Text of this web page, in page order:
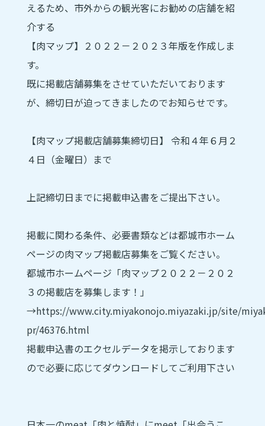
えるため、市外からの観光客にお勧めの店舗を紹
介する
【肉マップ】２０２２－２０２３年版を作成しま
す。
既に掲載店舗募集をさせていただいております
が、締切日が迫ってきましたのでお知らせです。
【肉マップ掲載店舗募集締切日】 令和４年６月２
４日（金曜日）まで
上記締切日までに掲載申込書をご提出下さい。
掲載に関わる条件、必要書類などは都城市ホーム
ページの肉マップ掲載店募集をご覧ください。
都城市ホームページ「肉マップ２０２２－２０２
３の掲載店を募集します！」
→https://www.city.miyakonojo.miyazaki.jp/site/
pr/46376.html
掲載申込書のエクセルデータを掲示しております
ので必要に応じてダウンロードしてご利用下さい